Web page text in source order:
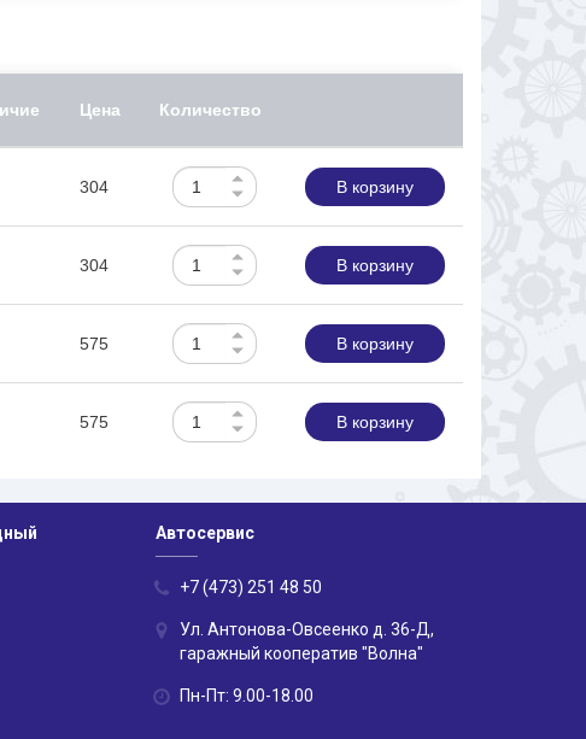
Цена Количество
304 В корзину
304 В корзину
575 В корзину
575 В корзину
Автосервис
+7 (473) 251 48 50
Ул. Антонова-Овсеенко д. 36-Д,
гаражный кооператив "Волна"
Пн-Пт: 9.00-18.00